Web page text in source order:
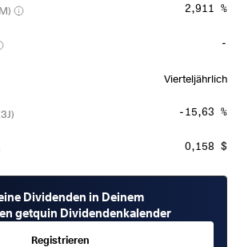
2,911 %
-
Vierteljährlich
-15,63 %
0,158 $
Dividenden in Deinem
getquin Dividendenkalender
Registrieren